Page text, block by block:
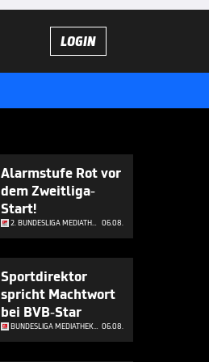
LOGIN
Alarmstufe Rot vor
dem Zweitliga-
Start!
2. BUNDESLIGA MEDIATHEK HIGHLIGHTS 06.08.
Sportdirektor
spricht Machtwort
bei BVB-Star
BUNDESLIGA MEDIATHEK HIGHLIGHTS 06.08.